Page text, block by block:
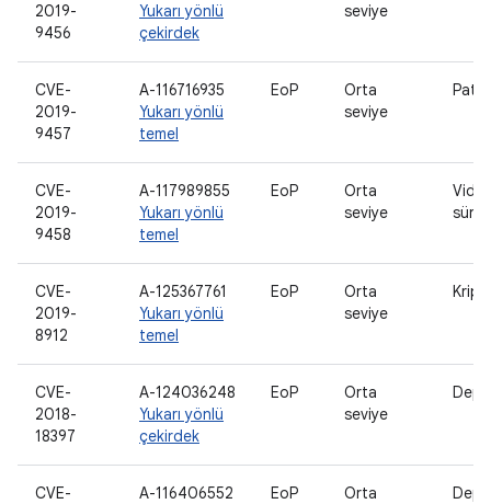
2019-
9456
Yukarı yönlü
çekirdek
seviye
CVE-
2019-
9457
A-116716935
Yukarı yönlü
temel
EoP
Orta
seviye
CVE-
2019-
9458
A-117989855
Yukarı yönlü
temel
EoP
Orta
seviye
CVE-
2019-
8912
A-125367761
Yukarı yönlü
temel
EoP
Orta
seviye
CVE-
2018-
18397
A-124036248
Yukarı yönlü
çekirdek
EoP
Orta
seviye
CVE-
A-116406552
EoP
Orta